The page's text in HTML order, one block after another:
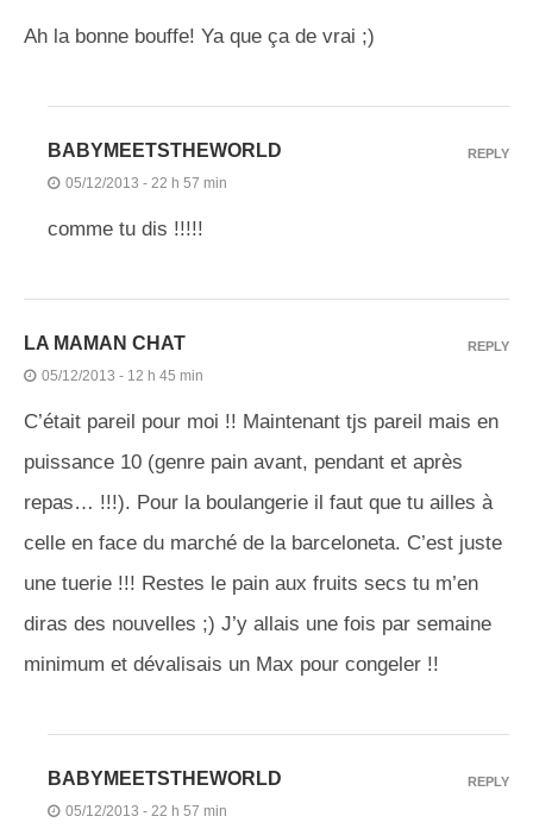
Ah la bonne bouffe! Ya que ça de vrai ;)
BABYMEETSTHEWORLD
05/12/2013 - 22 h 57 min
comme tu dis !!!!!
REPLY
LA MAMAN CHAT
05/12/2013 - 12 h 45 min
C’était pareil pour moi !! Maintenant tjs pareil mais en
puissance 10 (genre pain avant, pendant et après
repas… !!!). Pour la boulangerie il faut que tu ailles à
celle en face du marché de la barceloneta. C’est juste
une tuerie !!! Restes le pain aux fruits secs tu m’en
diras des nouvelles ;) J’y allais une fois par semaine
minimum et dévalisais un Max pour congeler !!
REPLY
BABYMEETSTHEWORLD
05/12/2013 - 22 h 57 min
REPLY